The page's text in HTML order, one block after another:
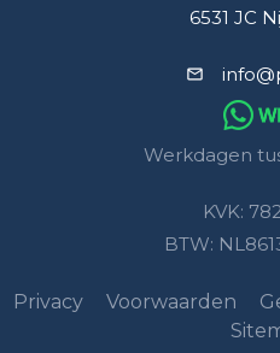
6531 JC
Werkdagen
KVK:
BTW:
Privacy Voorwaarden